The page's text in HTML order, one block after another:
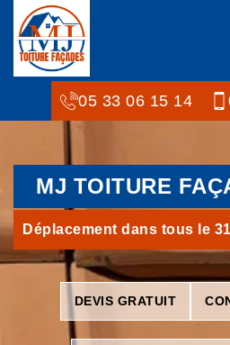
05 33 06 15 14
MJ TOITURE
Déplacement dans tous le 31
DEVIS GRATUIT